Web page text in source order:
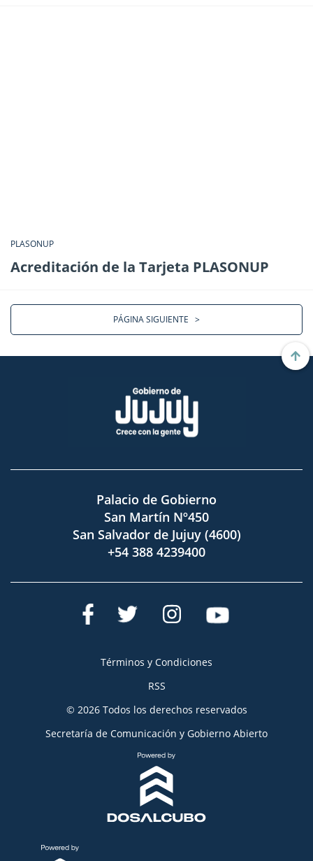
PLASONUP
Acreditación de la Tarjeta PLASONUP
PÁGINA SIGUIENTE >
Palacio de Gobierno
San Martín Nº450
San Salvador de Jujuy (4600)
+54 388 4239400
Términos y Condiciones
RSS
© 2026 Todos los derechos reservados
Secretaría de Comunicación y Gobierno Abierto